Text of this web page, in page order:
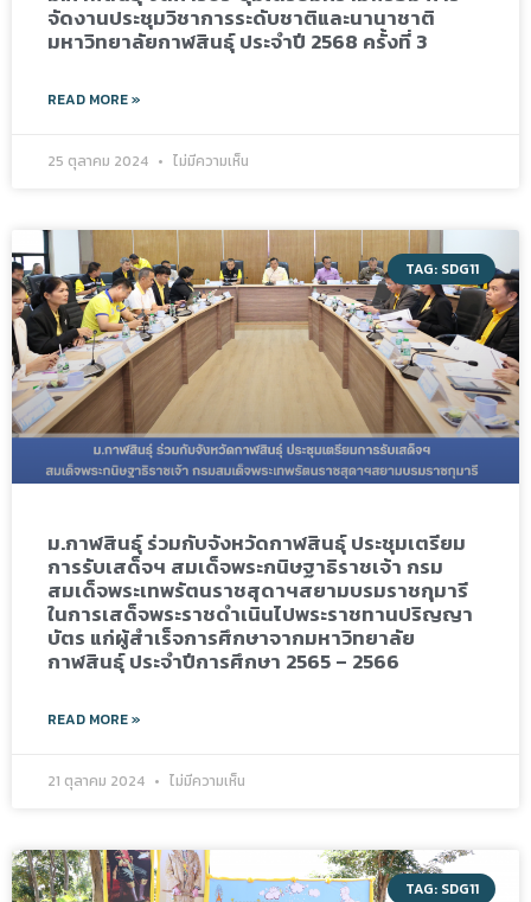
จัดงานประชุมวิชาการระดับชาติและนานาชาติ
มหาวิทยาลัยกาฬสินธุ์ ประจำปี 2568 ครั้งที่ 3
READ MORE »
25 ตุลาคม 2024 ไม่มีความเห็น
TAG: SDG11
ม.กาฬสินธุ์ ร่วมกับจังหวัดกาฬสินธุ์ ประชุมเตรียม
การรับเสด็จฯ สมเด็จพระกนิษฐาธิราชเจ้า กรม
สมเด็จพระเทพรัตนราชสุดาฯสยามบรมราชกุมารี
ในการเสด็จพระราชดำเนินไปพระราชทานปริญญา
บัตร แก่ผู้สำเร็จการศึกษาจากมหาวิทยาลัย
กาฬสินธุ์ ประจำปีการศึกษา 2565 – 2566
READ MORE »
21 ตุลาคม 2024 ไม่มีความเห็น
TAG: SDG11